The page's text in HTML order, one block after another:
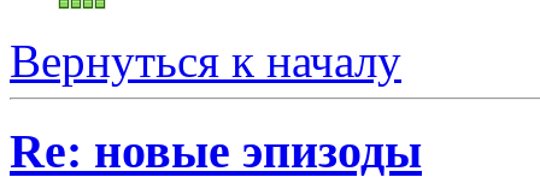
Вернуться к началу
Re: новые эпизоды